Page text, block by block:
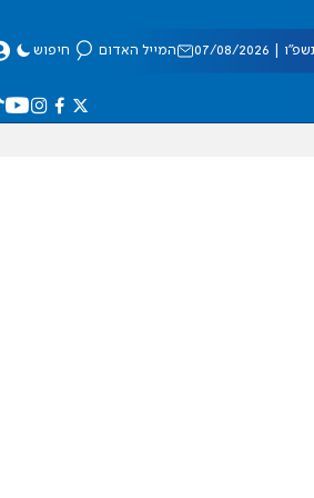
08/2026 המייל האדום חיפוש